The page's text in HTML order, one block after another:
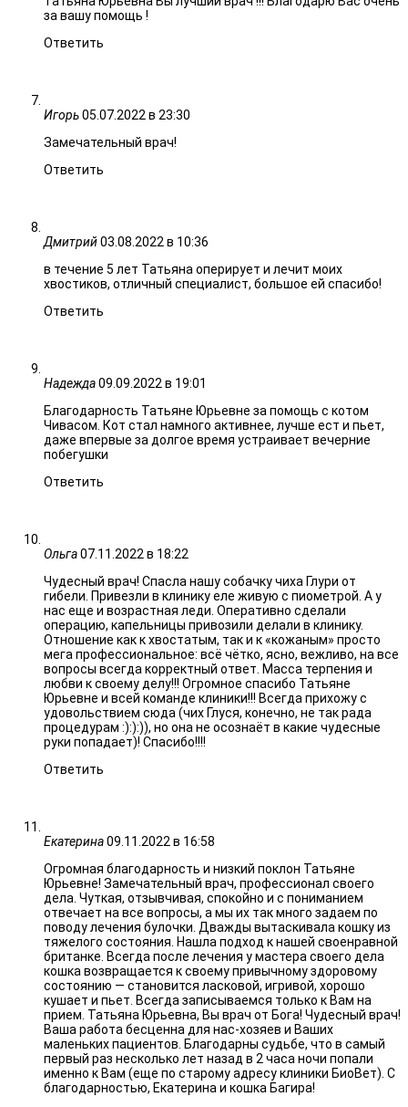
за вашу помощь !
Ответить
Игорь05.07.2022 в 23:30
Замечательный врач!
Ответить
Дмитрий03.08.2022 в 10:36
в течение 5 лет Татьяна оперирует и лечит моих
хвостиков, отличный специалист, большое ей спасибо!
Ответить
Надежда09.09.2022 в 19:01
Благодарность Татьяне Юрьевне за помощь с котом
Чивасом. Кот стал намного активнее, лучше ест и пьет,
даже впервые за долгое время устраивает вечерние
побегушки
Ответить
Ольга07.11.2022 в 18:22
Чудесный врач! Спасла нашу собачку чиха Глури от
гибели. Привезли в клинику еле живую с пиометрой. А у
нас еще и возрастная леди. Оперативно сделали
операцию, капельницы привозили делали в клинику.
Отношение как к хвостатым, так и к «кожаным» просто
мега профессиональное: всё чётко, ясно, вежливо, на все
вопросы всегда корректный ответ. Масса терпения и
любви к своему делу!!! Огромное спасибо Татьяне
Юрьевне и всей команде клиники!!! Всегда прихожу с
удовольствием сюда (чих Глуся, конечно, не так рада
процедурам :):):)), но она не осознаёт в какие чудесные
руки попадает)! Спасибо!!!!
Ответить
Екатерина09.11.2022 в 16:58
Огромная благодарность и низкий поклон Татьяне
Юрьевне! Замечательный врач, профессионал своего
дела. Чуткая, отзывчивая, спокойно и с пониманием
отвечает на все вопросы, а мы их так много задаем по
поводу лечения булочки. Дважды вытаскивала кошку из
тяжелого состояния. Нашла подход к нашей своенравной
британке. Всегда после лечения у мастера своего дела
кошка возвращается к своему привычному здоровому
состоянию — становится ласковой, игривой, хорошо
кушает и пьет. Всегда записываемся только к Вам на
прием. Татьяна Юрьевна, Вы врач от Бога! Чудесный врач!
Ваша работа бесценна для нас-хозяев и Ваших
маленьких пациентов. Благодарны судьбе, что в самый
первый раз несколько лет назад в 2 часа ночи попали
именно к Вам (еще по старому адресу клиники БиоВет). С
благодарностью, Екатерина и кошка Багира!